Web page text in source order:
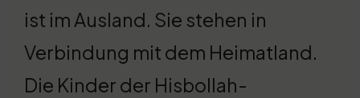
ist im Ausland. Sie stehen in
Verbindung mit dem Heimatland.
Die Kinder der Hisbollah-